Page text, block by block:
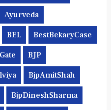
Ayurveda
BEL BestBekaryCase
BJP
BjpAmitShah
BjpDineshSharma